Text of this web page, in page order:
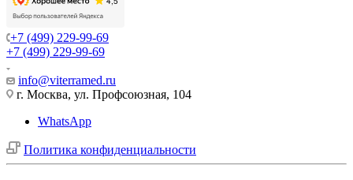
+7 (499) 229-99-69
+7 (499) 229-99-69
info@viterramed.ru
г. Москва, ул. Профсоюзная, 104
WhatsApp
Политика конфиденциальности